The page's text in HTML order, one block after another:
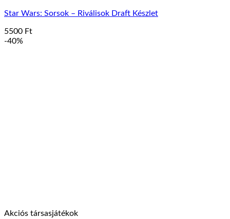
Star Wars: Sorsok – Riválisok Draft Készlet
5500 Ft
-40%
Akciós társasjátékok